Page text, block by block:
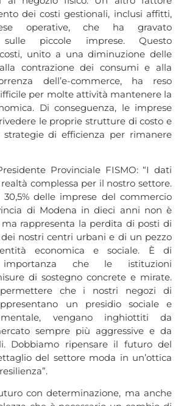
dei costi gestionali, inclusi affitti,
operative, che ha gravato
sulle piccole imprese. Questo
unito a una diminuzione delle
contrazione dei consumi e alla
dell’e-commerce, ha reso
per molte attività mantenere la
Di conseguenza, le imprese
le proprie strutture di costo e
di efficienza per rimanere
Provinciale FISMO: “I dati
complessa per il nostro settore.
delle imprese del commercio
di Modena in dieci anni non è
rappresenta la perdita di posti di
nostri centri urbani e di un pezzo
economica e sociale. È di
importanza che le istituzioni
di sostegno concrete e mirate.
che i nostri negozi di
un presidio sociale e
vengano inghiottiti da
sempre più aggressive e da
Dobbiamo ripensare il futuro del
del settore moda in un’ottica
con determinazione, ma anche